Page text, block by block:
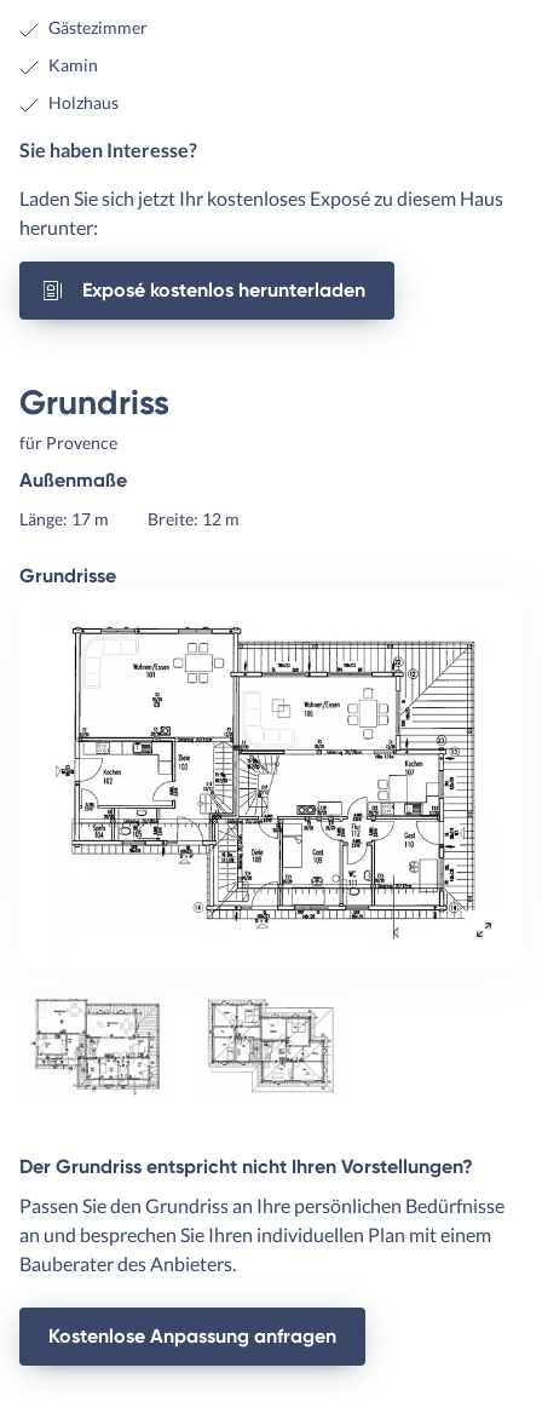
Gästezimmer
Kamin
Holzhaus
Sie haben Interesse?
Laden Sie sich jetzt Ihr kostenloses Exposé zu diesem Haus
herunter:
Exposé kostenlos herunterladen
Grundriss
für Provence
Außenmaße
Länge: 17 m Breite: 12 m
Grundrisse
Der Grundriss entspricht nicht Ihren Vorstellungen?
Passen Sie den Grundriss an Ihre persönlichen Bedürfnisse
an und besprechen Sie Ihren individuellen Plan mit einem
Bauberater des Anbieters.
Kostenlose Anpassung anfragen